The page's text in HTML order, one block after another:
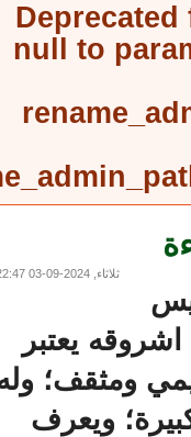
null to
ثلاثاء, 2024-09-03 22:47
يعتبر
ومثقف؛ وله
ويعرف